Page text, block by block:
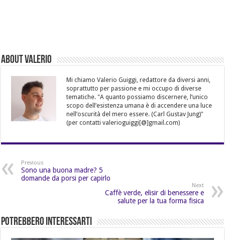
About Valerio
Mi chiamo Valerio Guiggi, redattore da diversi anni,
soprattutto per passione e mi occupo di diverse
tematiche. "A quanto possiamo discernere, l’unico
scopo dell’esistenza umana è di accendere una luce
nell’oscurità del mero essere. (Carl Gustav Jung)"
(per contatti valerioguiggi[@]gmail.com)
Previous
Sono una buona madre? 5
domande da porsi per capirlo
Next
Caffè verde, elisir di benessere e
salute per la tua forma fisica
Potrebbero Interessarti